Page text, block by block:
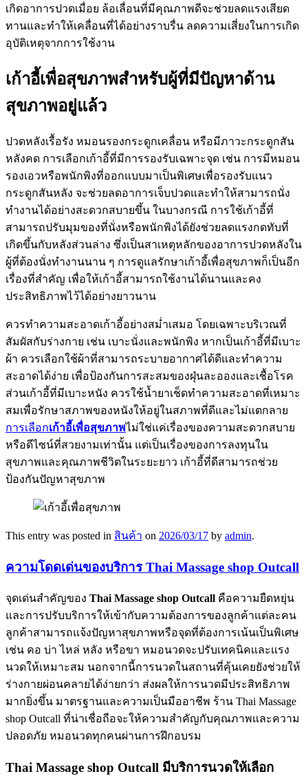
เกิดอาการปวดเมื่อย ล้อเลื่อนที่มีคุณภาพดีจะช่วยลดแรงเสียด
ทานและทำให้เคลื่อนที่ได้อย่างราบรื่น ลดความเสี่ยงในการเกิด
อุบัติเหตุจากการใช้งาน
เก้าอี้เพื่อสุขภาพสำหรับผู้ที่มีปัญหาด้าน
สุขภาพอยู่แล้ว
ปวดหลังเรื้อรัง หมอนรองกระดูกเคลื่อน หรือมีภาวะกระดูกสัน
หลังคด การเลือกเก้าอี้ที่มีการรองรับเฉพาะจุด เช่น การมีหมอน
รองเอวหรือพนักพิงที่ออกแบบมาเป็นพิเศษเพื่อรองรับแนว
กระดูกสันหลัง จะช่วยลดอาการเจ็บปวดและทำให้สามารถนั่ง
ทำงานได้อย่างสะดวกสบายขึ้น ในบางกรณี การใช้เก้าอี้ที่
สามารถปรับมุมของที่นั่งหรือพนักพิงได้ยังช่วยลดแรงกดทับที่
เกิดขึ้นกับหลังส่วนล่าง ซึ่งเป็นสาเหตุหลักของอาการปวดหลังใน
ผู้ที่ต้องนั่งทำงานนาน ๆ การดูแลรักษาเก้าอี้เพื่อสุขภาพก็เป็นอีก
เรื่องที่สำคัญ เพื่อให้เก้าอี้สามารถใช้งานได้นานและคง
ประสิทธิภาพไว้ได้อย่างยาวนาน
ควรทำความสะอาดเก้าอี้อย่างสม่ำเสมอ โดยเฉพาะบริเวณที่
สัมผัสกับร่างกาย เช่น เบาะนั่งและพนักพิง หากเป็นเก้าอี้ที่มีเบาะ
ผ้า ควรเลือกใช้ผ้าที่สามารถระบายอากาศได้ดีและทำความ
สะอาดได้ง่าย เพื่อป้องกันการสะสมของฝุ่นละอองและเชื้อโรค
ส่วนเก้าอี้ที่มีเบาะหนัง ควรใช้น้ำยาเช็ดทำความสะอาดที่เหมาะ
สมเพื่อรักษาสภาพของหนังให้อยู่ในสภาพที่ดีและไม่แตกลาย
การเลือกเก้าอี้เพื่อสุขภาพไม่ใช่แค่เรื่องของความสะดวกสบาย
หรือดีไซน์ที่สวยงามเท่านั้น แต่เป็นเรื่องของการลงทุนใน
สุขภาพและคุณภาพชีวิตในระยะยาว เก้าอี้ที่ดีสามารถช่วย
ป้องกันปัญหาสุขภาพ
This entry was posted in สินค้า on 2026/03/17 by admin.
ความโดดเด่นของบริการ Thai Massage shop Outcall
จุดเด่นสำคัญของ Thai Massage shop Outcall คือความยืดหยุ่น
และการปรับบริการให้เข้ากับความต้องการของลูกค้าแต่ละคน
ลูกค้าสามารถแจ้งปัญหาสุขภาพหรือจุดที่ต้องการเน้นเป็นพิเศษ
เช่น คอ บ่า ไหล่ หลัง หรือขา หมอนวดจะปรับเทคนิคและแรง
นวดให้เหมาะสม นอกจากนี้การนวดในสถานที่คุ้นเคยยังช่วยให้
ร่างกายผ่อนคลายได้ง่ายกว่า ส่งผลให้การนวดมีประสิทธิภาพ
มากยิ่งขึ้น มาตรฐานและความเป็นมืออาชีพ ร้าน Thai Massage
shop Outcall ที่น่าเชื่อถือจะให้ความสำคัญกับคุณภาพและความ
ปลอดภัย หมอนวดทุกคนผ่านการฝึกอบรม
Thai Massage shop Outcall มีบริการนวดให้เลือก